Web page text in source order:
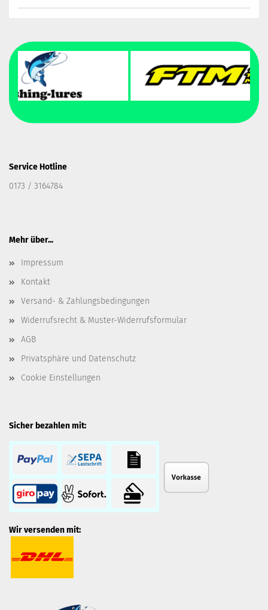
Service Hotline
0173 / 3164784
Mehr über...
Impressum
Kontakt
Versand- & Zahlungsbedingungen
Widerrufsrecht & Muster-Widerrufsformular
AGB
Privatsphäre und Datenschutz
Cookie Einstellungen
Sicher bezahlen mit:
Wir versenden mit: